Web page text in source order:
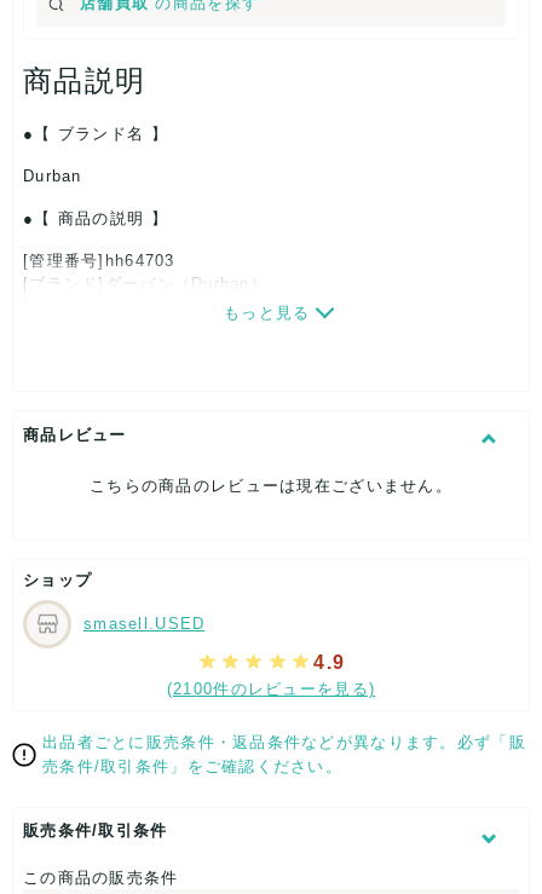
商品説明
【 ブランド名 】
Durban
【 商品の説明 】
[管理番号]hh64703
[ブランド]ダーバン（Durban）
[サイズ]
ネクタイ全長：約-cm
小剣幅：約-cm
こちらはUSED品になりますが、
特記する程のダメージはなく、状態良好なお品になります。
ダメージがある場合はできる限り、撮影しておりますので、
ネクタイ全長：約-cm
-
もっと見る
商品レビュー
こちらの商品のレビューは現在ございません。
ショップ
smasell.USED
4.9
(2100件のレビューを見る)
出品者ごとに販売条件・返品条件などが異なります。必ず「販
売条件/取引条件」をご確認ください。
販売条件/取引条件
この商品の販売条件